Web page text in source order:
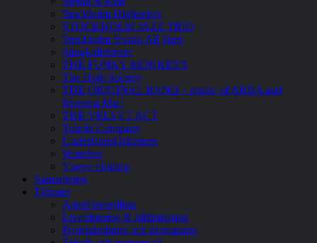
Stockholm Higheelers
STOCKHOLM JAZZ TRIO
Stockholm Swing All Stars
Sångkollektivet
THE FUNKY MONKEYS
The High Society
THE ORIGINAL BAND – music of ABBA and
Mamma Mia!
THE VELVET ACT
Toledo Company
UnderlandsOrkestern
Waterloo
Yngve Hilding
Samarbeten
Tjänster
Artistförmedling
Livefilmning & bildmixning
Projektledning och dramaturgi